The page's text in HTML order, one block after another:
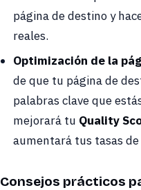
página de destino y
reales.
Optimización de la
de que tu página de
palabras clave que
mejorará tu Quality
aumentará tus tasas de
Consejos prácticos